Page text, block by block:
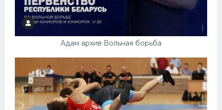
Адам архив Вольная борьба